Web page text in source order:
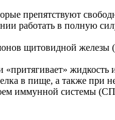
препятствуют
работать в полную
щитовидной железы
жидкость
в пище, а также при
иммунной системы